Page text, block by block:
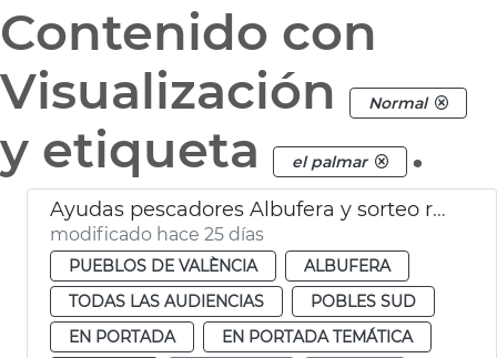
Contenido con
Visualización
Normal
y etiqueta el palmar .
Ayudas pescadores Albufera y sorteo redondeles València
modificado hace 25 días
PUEBLOS DE VALÈNCIA
ALBUFERA
TODAS LAS AUDIENCIAS
POBLES SUD
EN PORTADA
EN PORTADA TEMÁTICA